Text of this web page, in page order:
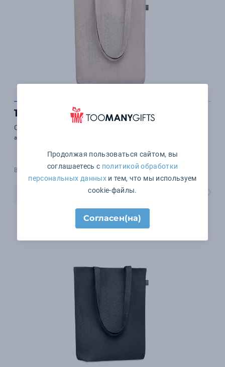
1 394 ₽
Сумка шоппер 200 г/м&#178;
арт. MO6162-13
В наличии 1906 шт.
Продолжая пользоваться сайтом, вы
соглашаетесь с политикой обработки
персональных данныхи тем, что мы используем
cookie-файлы.
Согласен(на)